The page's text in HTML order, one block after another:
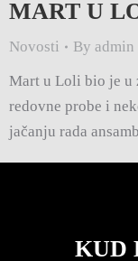
MART U
Novosti By admin
Mart u Loli bio je u
redovne probe i
jačanju rada
KUD